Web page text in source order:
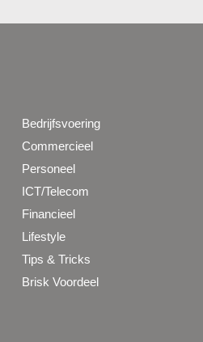
Bedrijfsvoering
Commercieel
Personeel
ICT/Telecom
Financieel
Lifestyle
Tips & Tricks
Brisk Voordeel